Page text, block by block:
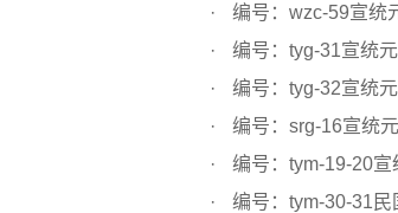
编号：wzc-59宣统元
编号：tyg-31宣统元年
编号：tyg-32宣统元年
编号：srg-16宣统元
编号：tym-19-20宣统三
编号：tym-30-31民国二年